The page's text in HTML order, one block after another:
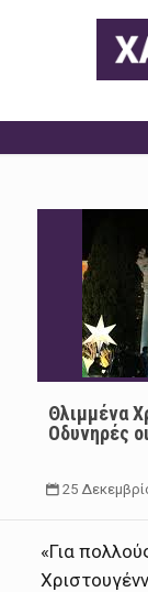
Θλιμμένα
Οδυνηρές
25
«Για